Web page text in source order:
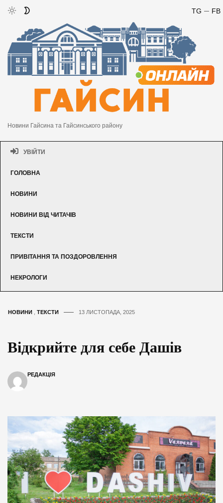
FB
TG
Новини Гайсина та Гайсинського району
УВІЙТИ
ГОЛОВНА
НОВИНИ
НОВИНИ ВІД ЧИТАЧІВ
ТЕКСТИ
ПРИВІТАННЯ ТА ПОЗДОРОВЛЕННЯ
НЕКРОЛОГИ
НОВИНИ ТЕКСТИ 13 ЛИСТОПАДА, 2025
Відкрийте для себе Дашів
РЕДАКЦІЯ